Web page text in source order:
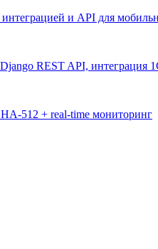
и API для
REST API, интеграция
512 + real-time мониторинг